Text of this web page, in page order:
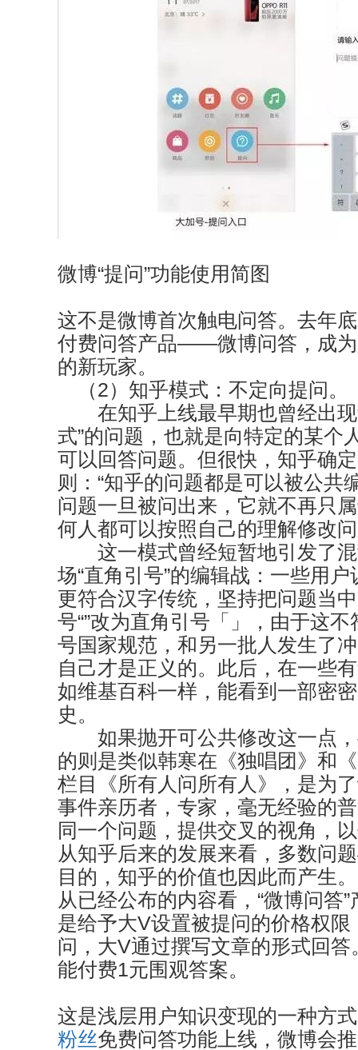
微博“提问”功能使用简图
这不是微博首次触电问答。去年
付费问答产品——微博问答，成
的新玩家。
（2）知乎模式：不定向提问。
在知乎上线最早期也曾经出现
式”的问题，也就是向特定的某个
可以回答问题。但很快，知乎确
则：“知乎的问题都是可以被公共
问题一旦被问出来，它就不再只
何人都可以按照自己的理解修改
这一模式曾经短暂地引发了混
场“直角引号”的编辑战：一些用
更符合汉字传统，坚持把问题当
号“”改为直角引号「」，由于这
号国家规范，和另一批人发生了
自己才是正义的。此后，在一些
如维基百科一样，能看到一部密
史。
如果抛开可公共修改这一点，
的则是类似韩寒在《独唱团》和
栏目《所有人问所有人》，是为
事件亲历者，专家，毫无经验的
同一个问题，提供交叉的视角，
从知乎后来的发展来看，多数问
目的，知乎的价值也因此而产生。
从已经公布的内容看，“微博问答
是给予大V设置被提问的价格权
问，大V通过撰写文章的形式回
能付费1元围观答案。
这是浅层用户知识变现的一种方
粉丝免费问答功能上线，微博会